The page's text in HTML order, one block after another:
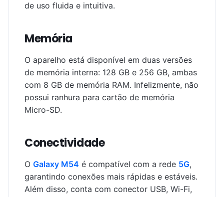
de uso fluida e intuitiva.
Memória
O aparelho está disponível em duas versões
de memória interna: 128 GB e 256 GB, ambas
com 8 GB de memória RAM. Infelizmente, não
possui ranhura para cartão de memória
Micro-SD.
Conectividade
O Galaxy M54 é compatível com a rede 5G,
garantindo conexões mais rápidas e estáveis.
Além disso, conta com conector USB, Wi-Fi,